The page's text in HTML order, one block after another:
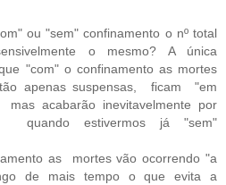
ou "sem" confinamento o nº total
o mesmo? A única
"com" o confinamento as mortes
apenas suspensas, ficam "em
acabarão inevitavelmente por
quando estivermos já "sem"
as mortes vão ocorrendo "a
de mais tempo o que evita a